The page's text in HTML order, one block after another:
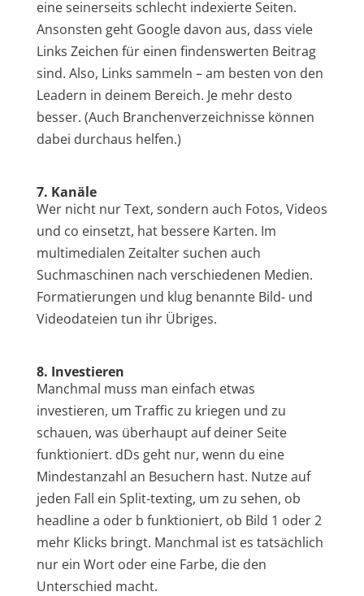
eine seinerseits schlecht indexierte Seiten.
Ansonsten geht Google davon aus, dass viele
Links Zeichen für einen findenswerten Beitrag
sind. Also, Links sammeln – am besten von den
Leadern in deinem Bereich. Je mehr desto
besser. (Auch Branchenverzeichnisse können
dabei durchaus helfen.)
7. Kanäle
Wer nicht nur Text, sondern auch Fotos, Videos
und co einsetzt, hat bessere Karten. Im
multimedialen Zeitalter suchen auch
Suchmaschinen nach verschiedenen Medien.
Formatierungen und klug benannte Bild- und
Videodateien tun ihr Übriges.
8. Investieren
Manchmal muss man einfach etwas
investieren, um Traffic zu kriegen und zu
schauen, was überhaupt auf deiner Seite
funktioniert. dDs geht nur, wenn du eine
Mindestanzahl an Besuchern hast. Nutze auf
jeden Fall ein Split-texting, um zu sehen, ob
headline a oder b funktioniert, ob Bild 1 oder 2
mehr Klicks bringt. Manchmal ist es tatsächlich
nur ein Wort oder eine Farbe, die den
Unterschied macht.